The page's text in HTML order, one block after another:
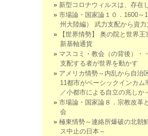
新型コロナウィルスは、存在
市場論・国家論１０．1600～
州大陸編） 武力支配から資力
【世界情勢】 奥の院と世界王
新基軸通貨
マスコミ・教会（の背後）・
支配する者が世界を動かす
アメリカ情勢～内乱から自治
11都市がベーシックインカム
／小都市による自立の兆しか
市場論・国家論８．宗教改革
会
極東情勢～連絡所爆破の北朝
ス中止の日本～